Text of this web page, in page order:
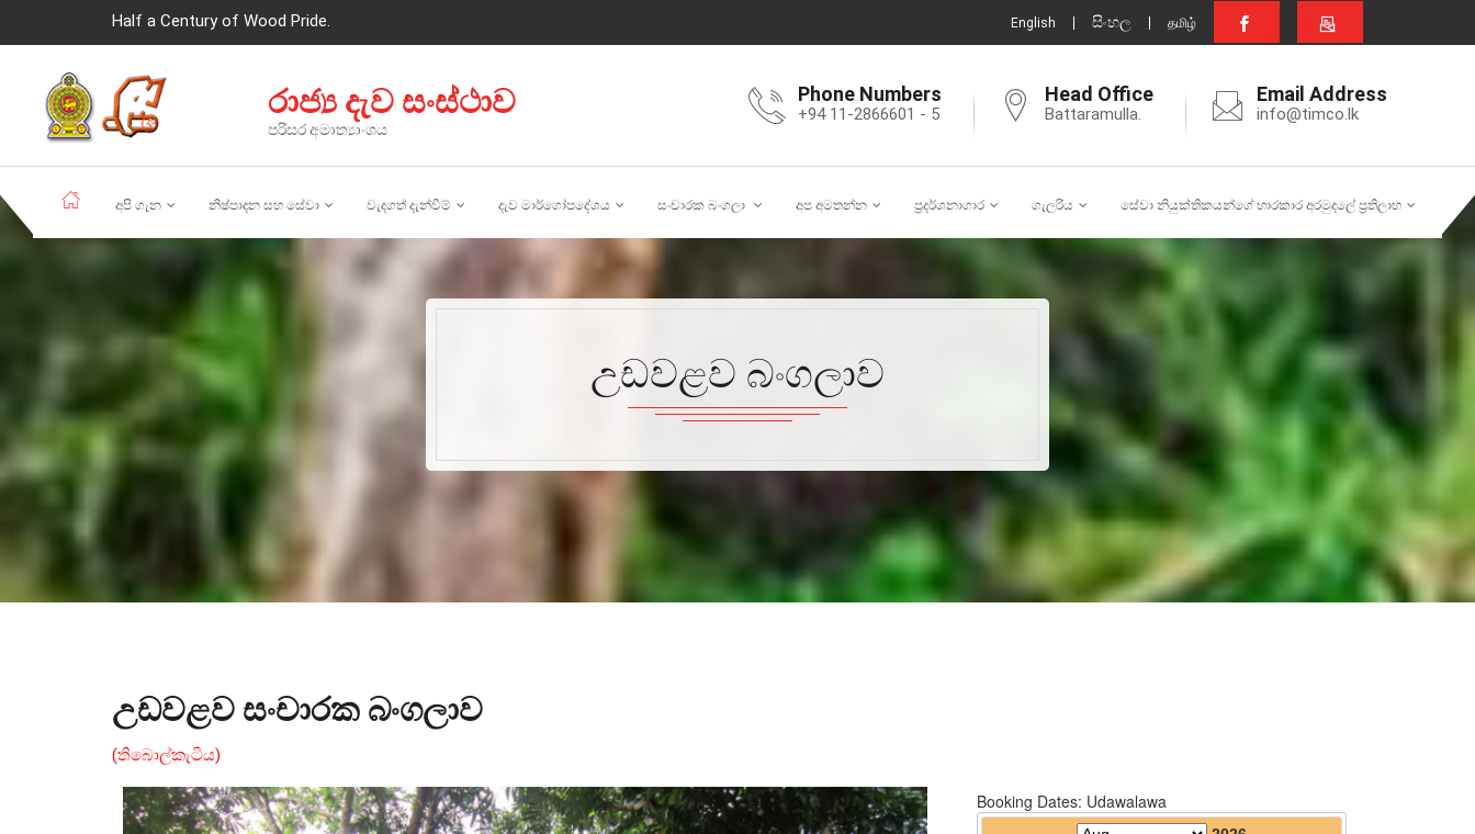
Half a Century of Wood Pride. English සිංහල தமிழ்
රාජ්‍ය දැව සංස්ථාව
පරිසර අමාත්‍යාංශය
Phone Numbers
+94 11-2866601 - 5
Head Office
Battaramulla.
Email Address
info@timco.lk
අපි ගැන නිෂ්පාදන සහ සේවා වැදගත් දැන්වීම් දැව මාර්ගෝපදේශය සංචාරක බංගලා අප අමතන්න ප්‍රදර්ශනාගාර ගැලරිය සේවා නියුක්තිකයන්ගේ භාරකාර අරමුදලේ ප්‍රතිලාභ
උඩවළව බංගලාව
උඩවළව සංචාරක බංගලාව
(තිබොල්කැටිය)